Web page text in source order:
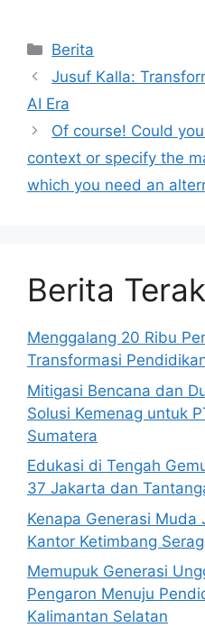
Kategori
Berita
Jusuf Kalla:
AI Era
Of course! Could
context or specify the
which you need an
Berita
Menggalang 20 Ribu
Transformasi
Mitigasi Bencana dan
Solusi Kemenag untuk
Sumatera
Edukasi di Tengah
37 Jakarta dan
Kenapa Generasi
Kantor Ketimbang
Memupuk Generasi
Pengaron Menuju
Kalimantan Selatan